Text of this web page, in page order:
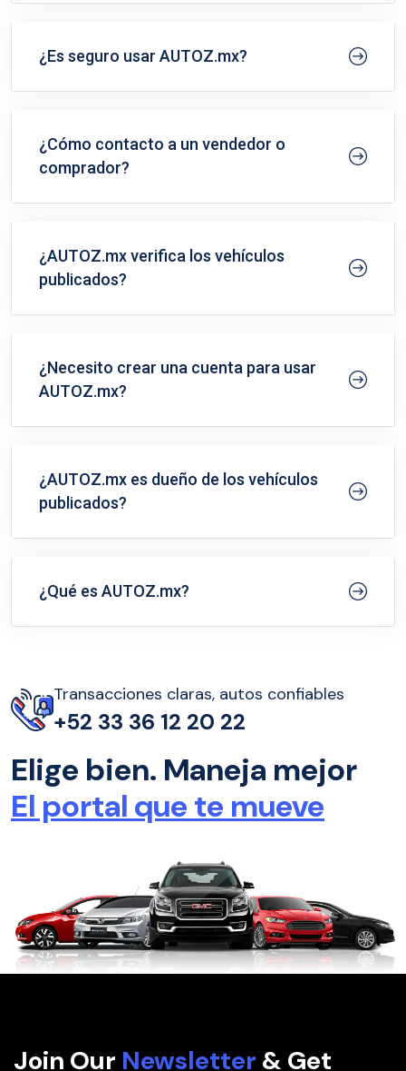
¿Es seguro usar AUTOZ.mx?
¿Cómo contacto a un vendedor o
comprador?
¿AUTOZ.mx verifica los vehículos
publicados?
¿Necesito crear una cuenta para usar
AUTOZ.mx?
¿AUTOZ.mx es dueño de los vehículos
publicados?
¿Qué es AUTOZ.mx?
Transacciones claras, autos confiables
+52 33 36 12 20 22
Elige bien. Maneja mejor
El portal que te mueve
Join Our Newsletter & Get